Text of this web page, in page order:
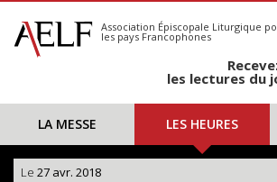
S'abonner
Calendrier
Association Épiscopale Liturgique
les pays Francophones
les lectures du
LA MESSE LES HEURES
Le 27 avr. 2018